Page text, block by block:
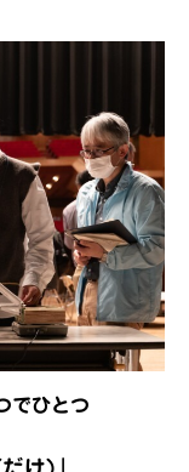
でひとつ
け)」